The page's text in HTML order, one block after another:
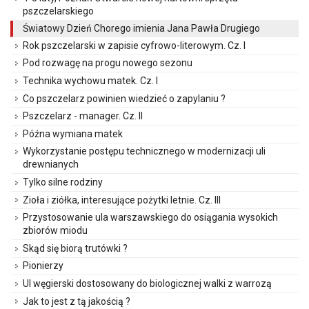
pszczelarskiego
Światowy Dzień Chorego imienia Jana Pawła Drugiego
Rok pszczelarski w zapisie cyfrowo-literowym. Cz. I
Pod rozwagę na progu nowego sezonu
Technika wychowu matek. Cz. I
Co pszczelarz powinien wiedzieć o zapylaniu ?
Pszczelarz - manager. Cz. II
Późna wymiana matek
Wykorzystanie postępu technicznego w modernizacji uli
drewnianych
Tylko silne rodziny
Zioła i ziółka, interesujące pożytki letnie. Cz. III
Przystosowanie ula warszawskiego do osiągania wysokich
zbiorów miodu
Skąd się biorą trutówki ?
Pionierzy
Ul węgierski dostosowany do biologicznej walki z warrozą
Jak to jest z tą jakością ?